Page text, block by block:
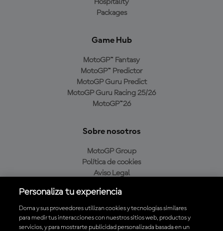
Hospitality
Packages
Game Hub
MotoGP™ Fantasy
MotoGP™ Predictor
MotoGP Guru Predict
MotoGP Guru Racing 25/26
MotoGP™26
Sobre nosotros
MotoGP Group
Política de cookies
Aviso Legal
Política de compra
Personaliza tu experiencia
Dorna y sus proveedores utilizan cookies y tecnologías similares
para medir tus interacciones con nuestros sitios web, productos y
servicios, y para mostrarte publicidad personalizada basada en un